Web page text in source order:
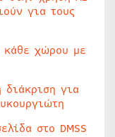
για τους
κάθε χώρου με
για
στο DMSS